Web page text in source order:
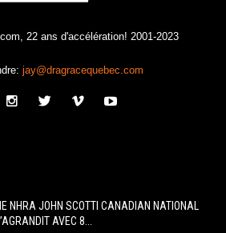
22 ans d'accélération! 2001-2023
jay@dragracequebec.com
NHRA JOHN SCOTTI CANADIAN NATIONAL
AVEC 8...